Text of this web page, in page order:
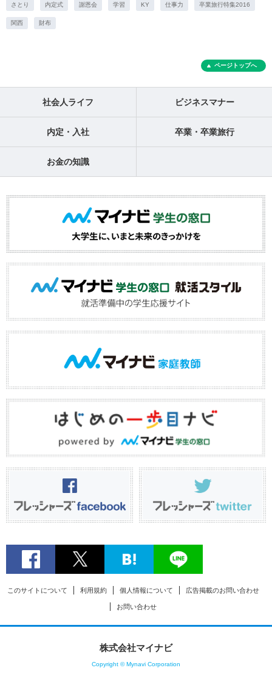
さとり 内定式 謝恩会 学習 KY 仕事力 卒業旅行特集2016
関西 財布
ページトップへ
社会人ライフ ビジネスマナー
内定・入社 卒業・卒業旅行
お金の知識
このサイトについて 利用規約 個人情報について 広告掲載のお問い合わせ
お問い合わせ
株式会社マイナビ
Copyright © Mynavi Corporation